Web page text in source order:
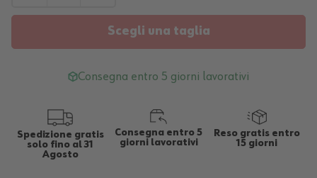
Scegli una taglia
Consegna entro 5 giorni lavorativi
Spedizione gratis
solo fino al 31
Agosto
Consegna entro 5
giorni lavorativi
Reso gratis entro
15 giorni